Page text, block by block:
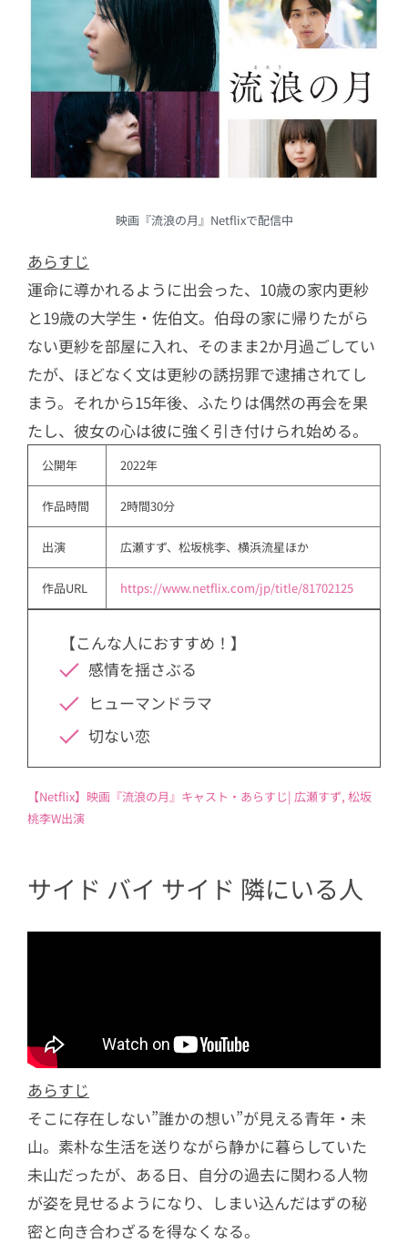
映画『流浪の月』Netflixで配信中
あらすじ
運命に導かれるように出会った、10歳の家内更紗
と19歳の大学生・佐伯文。伯母の家に帰りたがら
ない更紗を部屋に入れ、そのまま2か月過ごしてい
たが、ほどなく文は更紗の誘拐罪で逮捕されてし
まう。それから15年後、ふたりは偶然の再会を果
たし、彼女の心は彼に強く引き付けられ始める。
公開年 2022年
作品時間 2時間30分
出演 広瀬すず、松坂桃李、横浜流星ほか
作品URL https://www.netflix.com/jp/title/81702125
【こんな人におすすめ！】
感情を揺さぶる
ヒューマンドラマ
切ない恋
【Netflix】映画『流浪の月』キャスト・あらすじ| 広瀬すず, 松坂
桃李W出演
サイド バイ サイド 隣にいる人
あらすじ
そこに存在しない”誰かの想い”が見える青年・未
山。素朴な生活を送りながら静かに暮らしていた
未山だったが、ある日、自分の過去に関わる人物
が姿を見せるようになり、しまい込んだはずの秘
密と向き合わざるを得なくなる。